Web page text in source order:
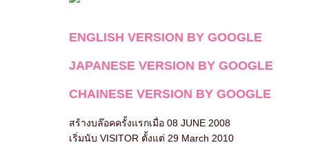
ENGLISH VERSION BY GOOGLE
JAPANESE VERSION BY GOOGLE
CHAINESE VERSION BY GOOGLE
สร้างบล๊อคครั้งแรกเมื่อ 08 JUNE 2008
เริ่มนับ VISITOR ตั้งแต่ 29 March 2010